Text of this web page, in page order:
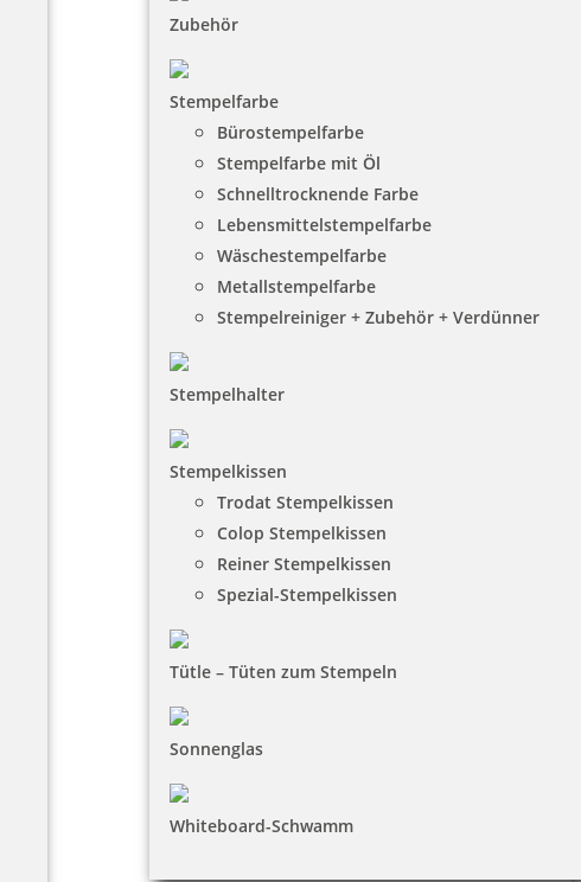
Zubehör
Stempelfarbe
Bürostempelfarbe
Stempelfarbe mit Öl
Schnelltrocknende Farbe
Lebensmittelstempelfarbe
Wäschestempelfarbe
Metallstempelfarbe
Stempelreiniger + Zubehör + Verdünner
Stempelhalter
Stempelkissen
Trodat Stempelkissen
Colop Stempelkissen
Reiner Stempelkissen
Spezial-Stempelkissen
Tütle – Tüten zum Stempeln
Sonnenglas
Whiteboard-Schwamm